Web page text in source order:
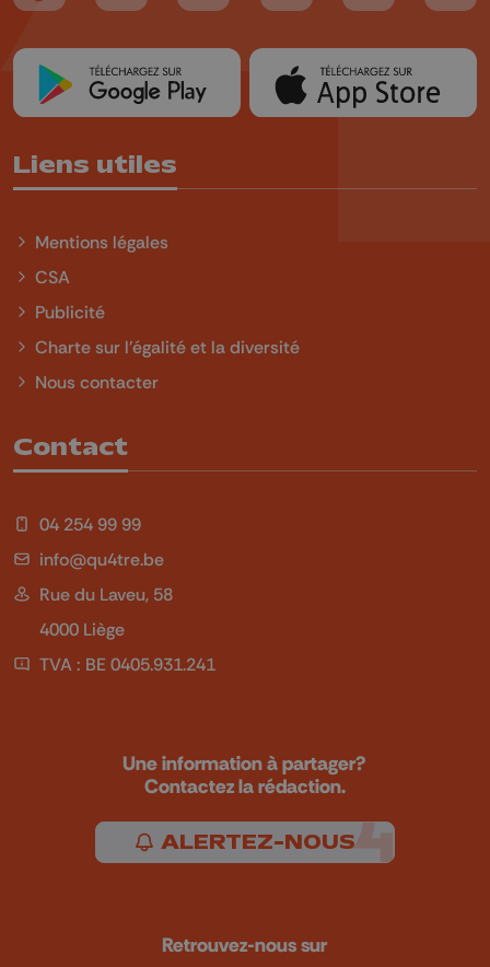
Liens utiles
Mentions légales
CSA
Publicité
Charte sur l'égalité et la diversité
Nous contacter
Contact
04 254 99 99
info@qu4tre.be
Rue du Laveu, 58
4000 Liège
TVA : BE 0405.931.241
Une information à partager?
Contactez la rédaction.
ALERTEZ-NOUS
Retrouvez-nous sur